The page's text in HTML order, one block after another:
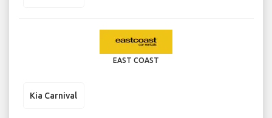
EAST COAST
Kia Carnival